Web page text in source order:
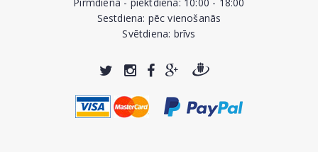
Sestdiena: pēc vienošanās
Svētdiena: brīvs